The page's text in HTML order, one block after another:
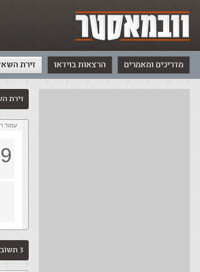
מדריכים ומאמרים הרצאות בוידאו זירת
זירת
עמוד
3 תשובות